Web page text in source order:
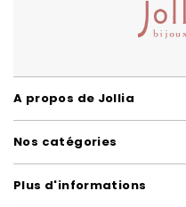
A propos de Jollia
Nos catégories
Plus d'informations